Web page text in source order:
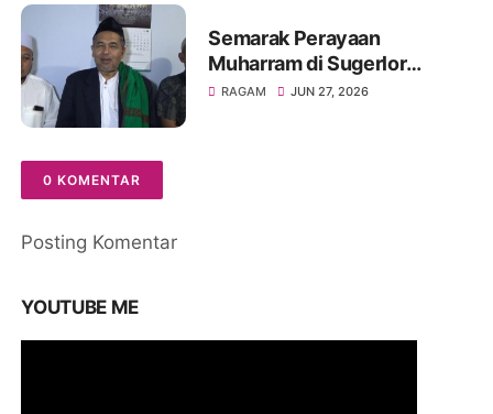
Semarak Perayaan
Muharram di Sugerlor
Maesan Bondowoso Santuni
RAGAM JUN 27, 2026
0 KOMENTAR
Posting Komentar
YOUTUBE ME